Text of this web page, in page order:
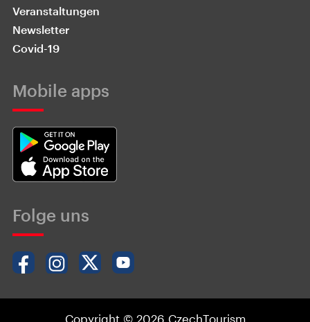
Veranstaltungen
Newsletter
Covid-19
Mobile apps
Folge uns
Copyright © 2026 CzechTourism